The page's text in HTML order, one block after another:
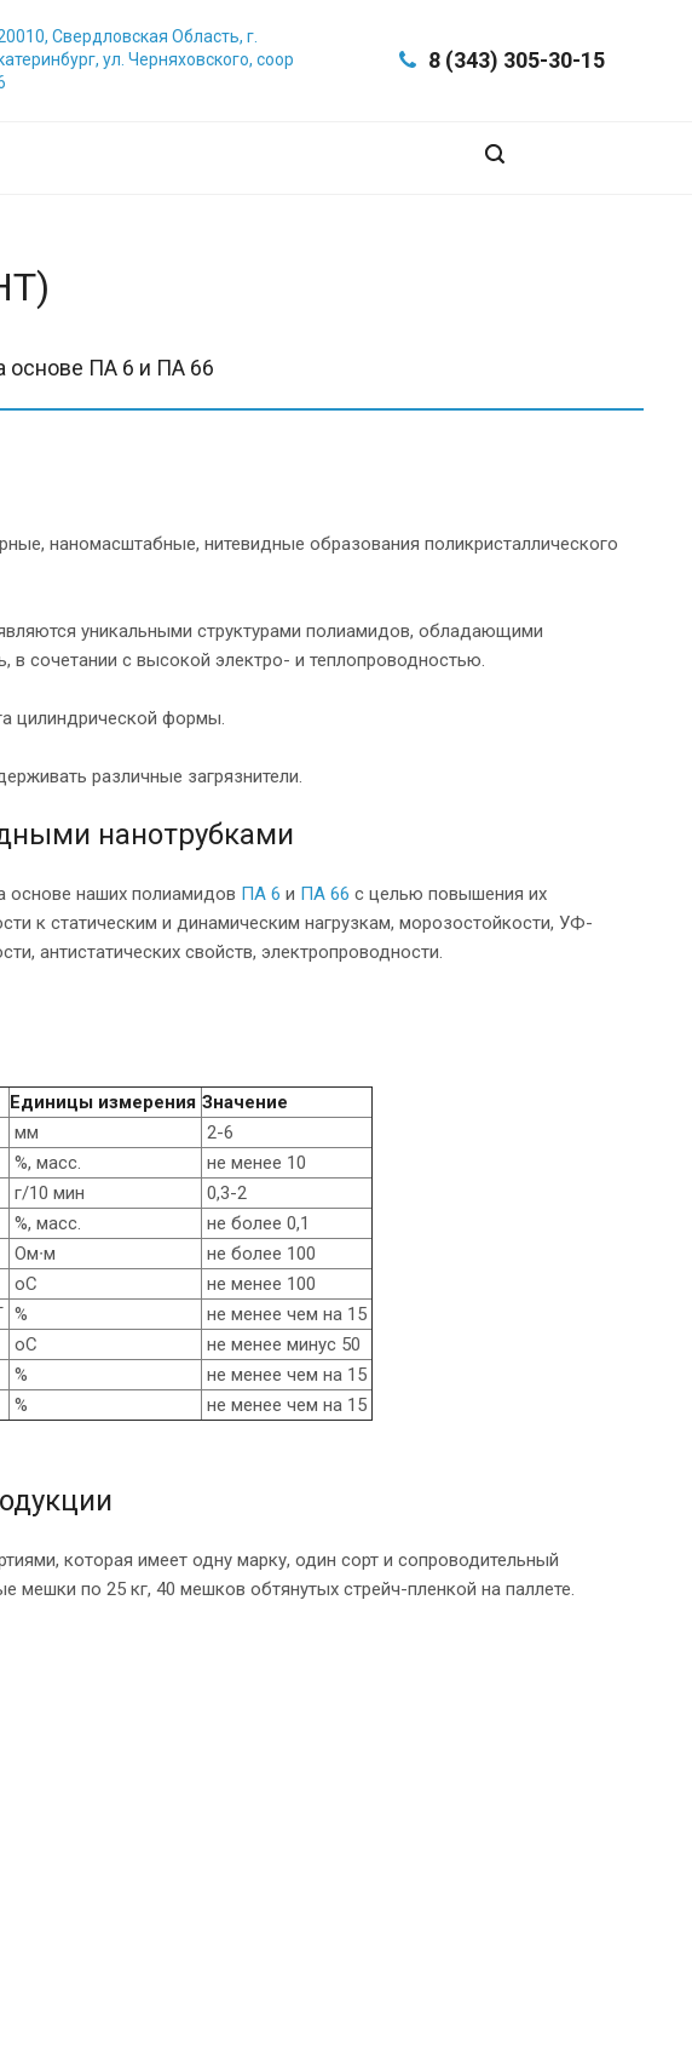
8 (343) 305-30-15
Свердловская Область, г.
ул. Черняховского, соор
основе ПА 6 и ПА 66
наномасштабные, нитевидные образования поликристаллического
уникальными структурами полиамидов, обладающими
в сочетании с высокой электро- и теплопроводностью.
цилиндрической формы.
различные загрязнители.
нанотрубками
основе наших полиамидов ПА 6 и ПА 66 с целью повышения их
к статическим и динамическим нагрузкам, морозостойкости, УФ-
антистатических свойств, электропроводности.
Единицы измерения Значение
мм
2-6
%, масс.
не менее 10
г/10 мин
0,3-2
%, масс.
не более 0,1
Ом∙м
не более 100
оС
не менее 100
%
не менее чем на 15
оС
не менее минус 50
%
не менее чем на 15
% не менее чем на 15
которая имеет одну марку, один сорт и сопроводительный
мешки по 25 кг, 40 мешков обтянутых стрейч-пленкой на паллете.